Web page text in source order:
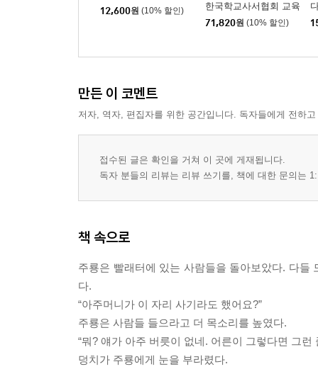
12,600원 (10% 할인)
한국학교사서협회 교육
국장 추천 초등 5~6학
년 세트
71,820원 (10% 할인)
만든 이 코멘트
저자, 역자, 편집자를 위한 공간입니다. 독자들에게 전하
접수된 글은 확인을 거쳐 이 곳에 게재됩니다.
독자 분들의 리뷰는 리뷰 쓰기를, 책에 대한 문의는
책 속으로
주룡은 빨래터에 있는 사람들을 돌아보았다. 다
다.
“아주머니가 이 자리 사기라도 했어요?”
주룡은 사람들 들으라고 더 목소리를 높였다.
“뭐? 얘가 아주 버릇이 없네. 어른이 그렇다면 그런
덩치가 주룡에게 눈을 부라렸다.